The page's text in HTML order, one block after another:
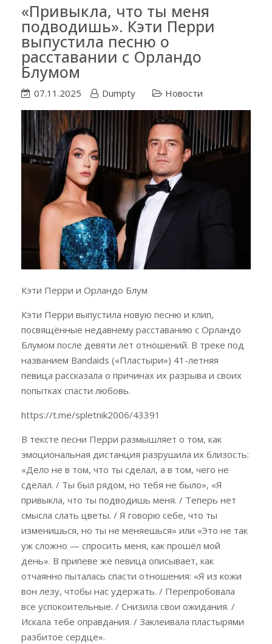
«Привыкла, что ты меня
подводишь». Кэти Перри
выпустила песню о
расставании с Орландо
Блумом
07.11.2025 Dumpty Новости
Кэти Перри и Орландо Блум
Кэти Перри выпустила новую песню и клип,
посвящённые недавнему расставанию с Орландо
Блумом после девяти лет отношений. В треке под
названием Bandaids («Пластыри») 41-летняя
певица рассказала о причинах их разрыва и своих
попытках спасти любовь.
https://t.me/spletnik2006/43391
В тексте песни Перри размышляет о том, как
эмоциональная дистанция разрушила их близость:
«Дело не в том, что ты сделал, а в том, чего не
сделал. / Ты был рядом, но тебя не было», «Я
привыкла, что ты подводишь меня. / Теперь нет
смысла слать цветы. / Я говорю себе, что ты
изменишься, но ты не меняешься» или «Это не так
уж сложно — спросить меня, как прошёл мой
день». В припеве же певица описывает, как
отчаянно пыталась спасти отношения: «Я из кожи
вон лезу, чтобы нас удержать. / Перепробовала
все успокоительные. / Снизила свои ожидания. /
Искала тебе оправдания. / Заклеивала пластырями
разбитое сердце».